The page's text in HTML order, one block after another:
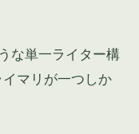
な単一ライター構
マリが一つしか